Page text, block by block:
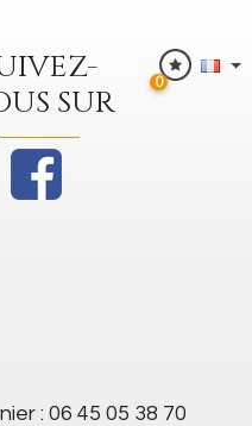
SUR
0
: 06 45 05 38 70